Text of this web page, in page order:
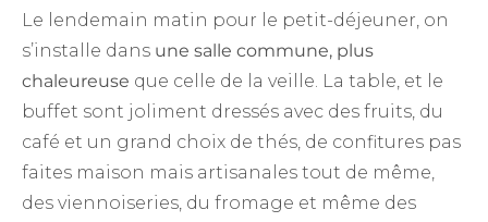
Le lendemain matin pour le petit-déjeuner, on
s’installe dans une salle commune, plus
chaleureuse que celle de la veille. La table, et le
buffet sont joliment dressés avec des fruits, du
café et un grand choix de thés, de confitures pas
faites maison mais artisanales tout de même,
des viennoiseries, du fromage et même des